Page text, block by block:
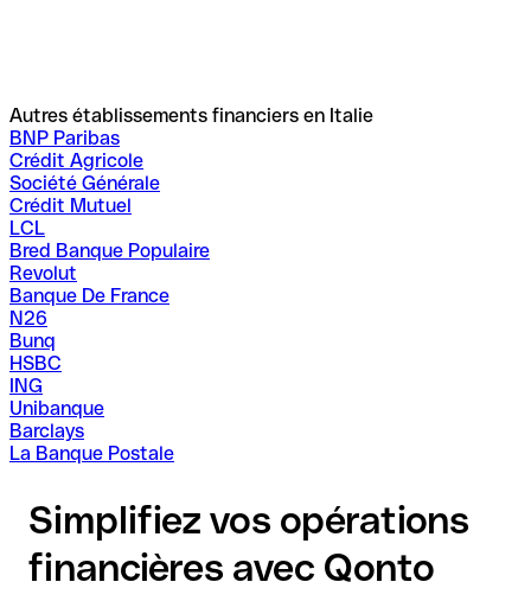
Autres établissements financiers en Italie
BNP Paribas
Crédit Agricole
Société Générale
Crédit Mutuel
LCL
Bred Banque Populaire
Revolut
Banque De France
N26
Bunq
HSBC
ING
Unibanque
Barclays
La Banque Postale
Simplifiez vos opérations
financières avec Qonto